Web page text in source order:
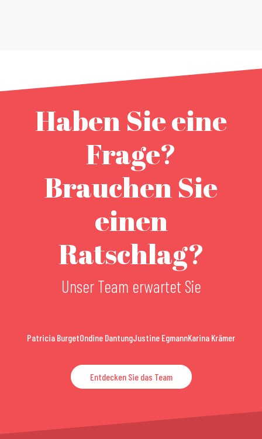
Haben Sie eine
Frage?
Brauchen Sie
einen
Ratschlag?
Unser Team erwartet Sie
Patricia BurgetOndine DantungJustine EgmannKarina Krämer
Entdecken Sie das Team